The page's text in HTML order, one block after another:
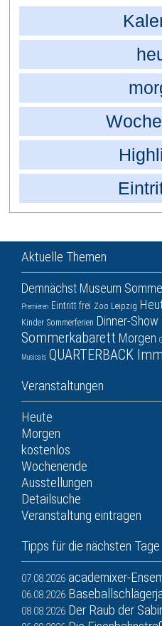
Aktuelle Themen
Demnächst Museum
Premieren Eintritt frei Zoo Leipzig
Kinder Sommerferien Dinner-Show
Sommerkabarett Morgen
Musicals QUARTERBACK
Veranstaltungen
Heute
Morgen
kostenlos
Wochenende
Ausstellungen
Detailsuche
Veranstaltung eintragen
Tipps für die nächsten Tage
07.08.2026 academixer-
06.08.2026
08.08.2026 Der Raub der